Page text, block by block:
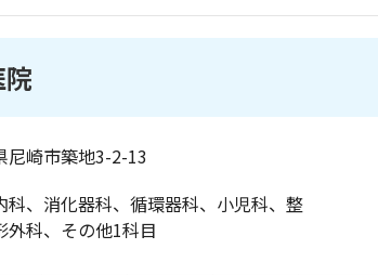
尼崎市築地3-2-13
科、消化器科、循環器科、小児科、整
外科、その他1科目